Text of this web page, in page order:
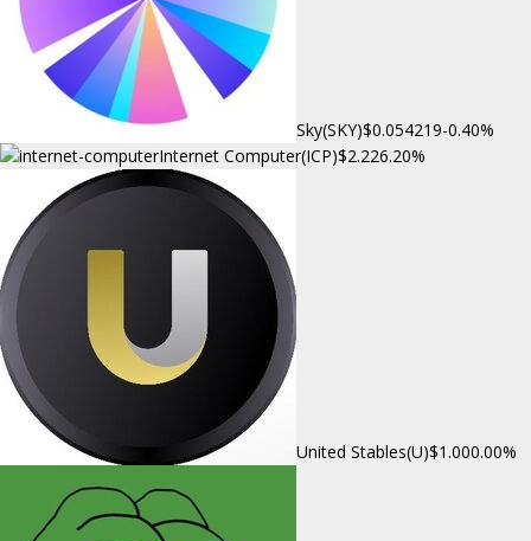
Sky(SKY)$0.054219-0.40%
Internet Computer(ICP)$2.226.20%
United Stables(U)$1.000.00%